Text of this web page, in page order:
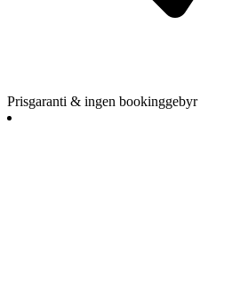
Prisgaranti & ingen bookinggebyr